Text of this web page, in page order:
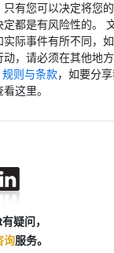
有您可以决定将您
都是有风险性的。
实际事件有所不同，
，请必须在其他地
规则与条款，如要分
这里。
疑问，
询服务。